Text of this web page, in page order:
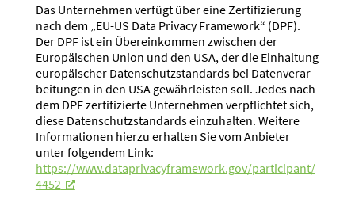
Das Unter­nehmen verfügt über eine Zerti­fi­zierung
nach dem „EU-US Data Privacy Framework“ (DPF).
Der DPF ist ein Überein­kommen zwischen der
Europäi­schen Union und den USA, der die Einhaltung
europäi­scher Daten­schutz­stan­dards bei Daten­ver­ar­
bei­tungen in den USA gewähr­leisten soll. Jedes nach
dem DPF zerti­fi­zierte Unter­nehmen verpflichtet sich,
diese Daten­schutz­stan­dards einzu­halten. Weitere
Infor­ma­tionen hierzu erhalten Sie vom Anbieter
unter folgendem Link:
https://www.dataprivacyframework.gov/participant/
4452